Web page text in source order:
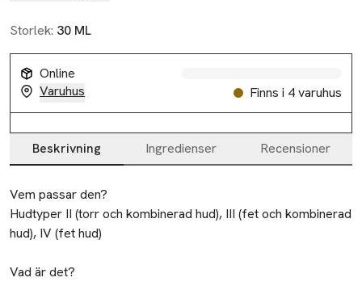
Storlek: 30 ML
Online
Varuhus
Finns i 4 varuhus
Beskrivning Ingredienser Recensioner
Beskrivning
Vem passar den?
Hudtyper II (torr och kombinerad hud), III (fet och kombinerad
hud), IV (fet hud)
Vad är det?